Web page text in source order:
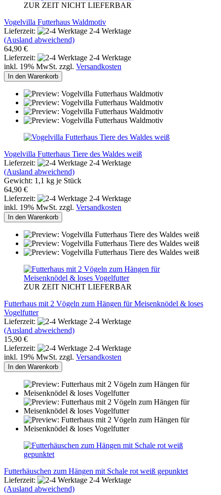
ZUR ZEIT NICHT LIEFERBAR
Vogelvilla Futterhaus Waldmotiv
Lieferzeit:
2-4 Werktage
(Ausland abweichend)
64,90 €
Lieferzeit:
2-4 Werktage
inkl. 19% MwSt. zzgl. Versandkosten
In den Warenkorb
Vogelvilla Futterhaus Tiere des Waldes weiß
Lieferzeit:
2-4 Werktage
(Ausland abweichend)
Gewicht: 1,1 kg je Stück
64,90 €
Lieferzeit:
2-4 Werktage
inkl. 19% MwSt. zzgl. Versandkosten
In den Warenkorb
ZUR ZEIT NICHT LIEFERBAR
Futterhaus mit 2 Vögeln zum Hängen für Meisenknödel & loses
Vogelfutter
Lieferzeit:
2-4 Werktage
(Ausland abweichend)
15,90 €
Lieferzeit:
2-4 Werktage
inkl. 19% MwSt. zzgl. Versandkosten
In den Warenkorb
Futterhäuschen zum Hängen mit Schale rot weiß gepunktet
Lieferzeit:
2-4 Werktage
(Ausland abweichend)